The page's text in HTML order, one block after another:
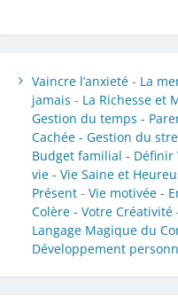
Vaincre l’anxieté - La
jamais - La Richesse et
Gestion du temps -
Cachée - Gestion du
Budget familial - Définir
vie - Vie Saine et
Présent - Vie motivée -
Colère - Votre Créativité
Langage Magique du
Développement